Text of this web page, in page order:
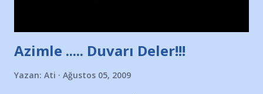
Türkiye 3.lüğü var. 17 yaşında mar...
Azimle ..... Duvarı Deler!!!
Yazan: Ati Ağustos 05, 2009